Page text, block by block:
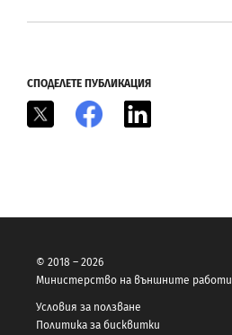
СПОДЕЛЕТЕ ПУБЛИКАЦИЯ
Facebook
© 2018 – 2026
Министерство на външните работи
Условия за ползване
Политика за бисквитки